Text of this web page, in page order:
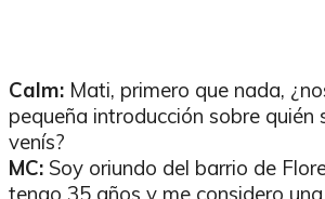
Calm: Mati, primero que nada,
pequeña introducción sobre quién
venís?
MC: Soy oriundo del barrio de
tengo 35 años y me considero